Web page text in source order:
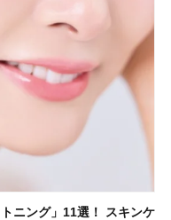
ニング」11選！ スキンケ